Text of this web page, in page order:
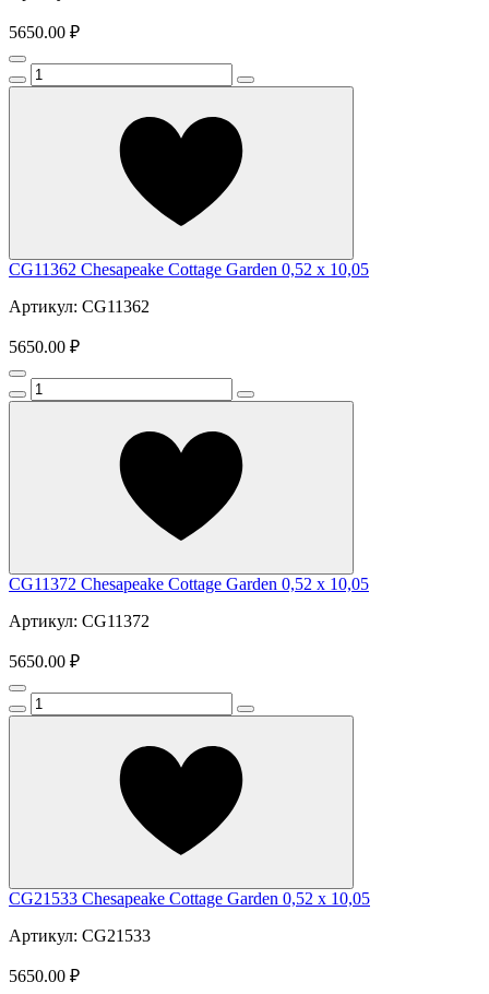
5650.00 ₽
CG11362 Chesapeake Cottage Garden 0,52 x 10,05
Артикул: CG11362
5650.00 ₽
CG11372 Chesapeake Cottage Garden 0,52 x 10,05
Артикул: CG11372
5650.00 ₽
CG21533 Chesapeake Cottage Garden 0,52 x 10,05
Артикул: CG21533
5650.00 ₽